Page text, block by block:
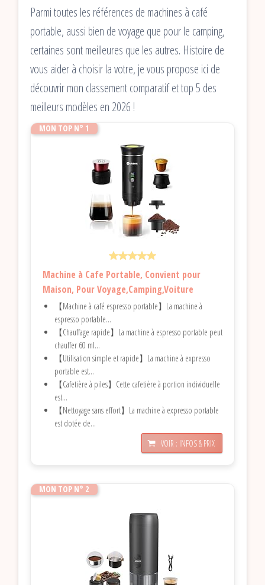
Parmi toutes les références de machines à café
portable, aussi bien de voyage que pour le camping,
certaines sont meilleures que les autres. Histoire de
vous aider à choisir la votre, je vous propose ici de
découvrir mon classement comparatif et top 5 des
meilleurs modèles en 2026 !
MON TOP N° 1
Machine à Cafe Portable, Convient pour
Maison, Pour Voyage,Camping,Voiture
【Machine à café espresso portable】La machine à
espresso portable...
【Chauffage rapide】La machine à espresso portable peut
chauffer 60 ml...
【Utilisation simple et rapide】La machine à expresso
portable est...
【Cafetière à piles】Cette cafetière à portion individuelle
est...
【Nettoyage sans effort】La machine à expresso portable
est dotée de...
VOIR : INFOS & PRIX
MON TOP N° 2